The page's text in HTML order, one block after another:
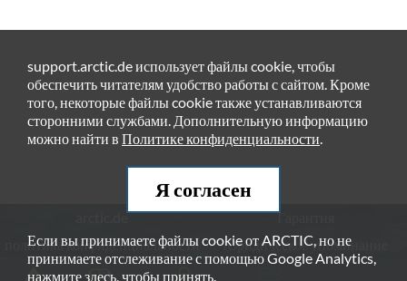
arctic.de
Гарантия
политика конфиденциальности
Юридическое упоминание
© ARCTIC (HK) Ltd. - 2026
support.arctic.de использует файлы cookie, чтобы
обеспечить читателям удобство работы с сайтом. Кроме
того, некоторые файлы cookie также устанавливаются
сторонними службами. Дополнительную информацию
можно найти в Политике конфиденциальности.
Я согласен
Если вы принимаете файлы cookie от ARCTIC, но не
принимаете отслеживание с помощью Google Analytics,
нажмитездесь, чтобы принять.